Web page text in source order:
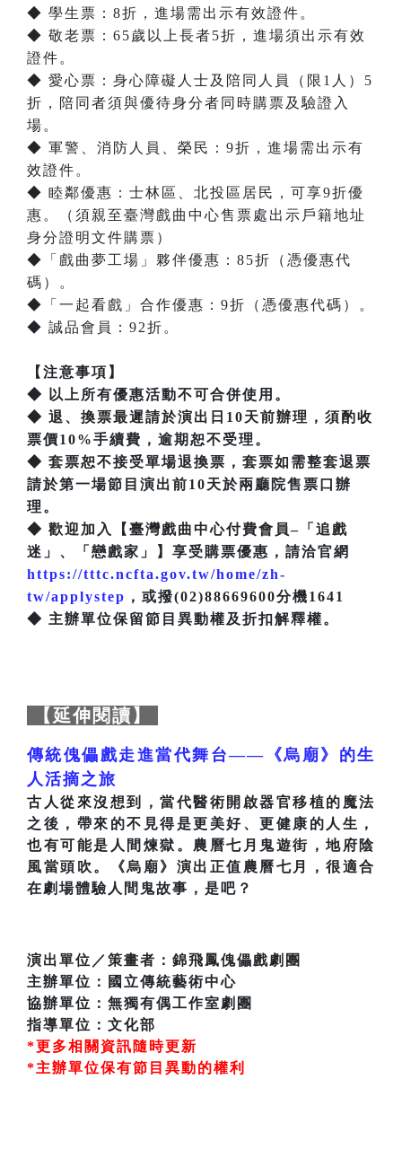
◆ 學生票：8折，進場需出示有效證件。
◆ 敬老票：65歲以上長者5折，進場須出示有效
證件。
◆ 愛心票：身心障礙人士及陪同人員（限1人）5
折，陪同者須與優待身分者同時購票及驗證入
場。
◆ 軍警、消防人員、榮民：9折，進場需出示有
效證件。
◆ 睦鄰優惠：士林區、北投區居民，可享9折優
惠。（須親至臺灣戲曲中心售票處出示戶籍地址
身分證明文件購票）
◆「戲曲夢工場」夥伴優惠：85折（憑優惠代
碼）。
◆「一起看戲」合作優惠：9折（憑優惠代碼）。
◆ 誠品會員：92折。
【注意事項】
◆ 以上所有優惠活動不可合併使用。
◆ 退、換票最遲請於演出日10天前辦理，須酌收
票價10%手續費，逾期恕不受理。
◆ 套票恕不接受單場退換票，套票如需整套退票
請於第一場節目演出前10天於兩廳院售票口辦
理。
◆ 歡迎加入【臺灣戲曲中心付費會員–「追戲
迷」、「戀戲家」】享受購票優惠，請洽官網
https://tttc.ncfta.gov.tw/home/zh-
tw/applystep ，或撥(02)88669600分機1641
◆ 主辦單位保留節目異動權及折扣解釋權。
【延伸閱讀】
傳統傀儡戲走進當代舞台——《烏廟》的生
人活摘之旅
古人從來沒想到，當代醫術開啟器官移植的魔法
之後，帶來的不見得是更美好、更健康的人生，
也有可能是人間煉獄。農曆七月鬼遊街，地府陰
風當頭吹。《烏廟》演出正值農曆七月，很適合
在劇場體驗人間鬼故事，是吧？
演出單位／策畫者：錦飛鳳傀儡戲劇團
主辦單位：國立傳統藝術中心
協辦單位：無獨有偶工作室劇團
指導單位：文化部
*更多相關資訊隨時更新
*主辦單位保有節目異動的權利